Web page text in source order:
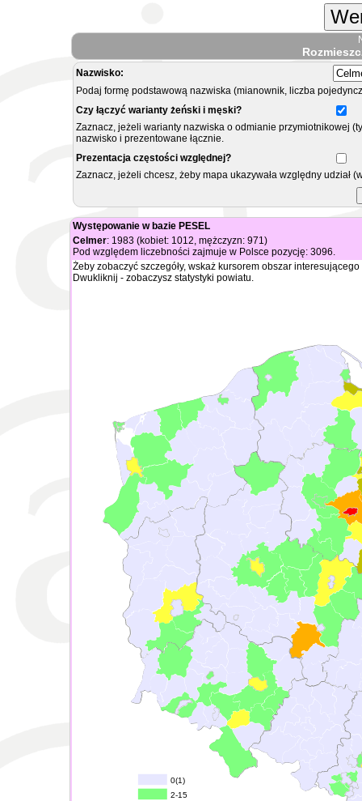
Nazwisko:
Podaj formę podstawową nazwiska (mianownik, liczba
Czy łączyć warianty żeński i męski?
Zaznacz, jeżeli warianty nazwiska o odmianie przymiotnikowej
nazwisko i prezentowane łącznie.
Prezentacja częstości względnej?
Zaznacz, jeżeli chcesz, żeby mapa ukazywała względny
Występowanie w bazie PESEL
Celmer: 1983 (kobiet: 1012, mężczyzn: 971)
Pod względem liczebności zajmuje w Polsce pozycję: 3096.
Żeby zobaczyć szczegóły, wskaż kursorem obszar
Dwukliknij - zobaczysz statystyki powiatu.
0(1)
2-15